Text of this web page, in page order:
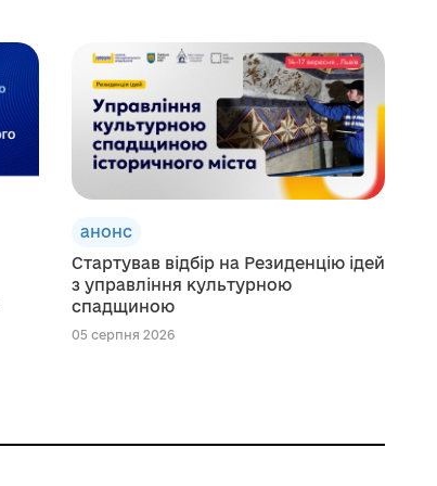
анонс
Стартував відбір на Резиденцію ідей
з управління культурною
спадщиною
05 серпня 2026